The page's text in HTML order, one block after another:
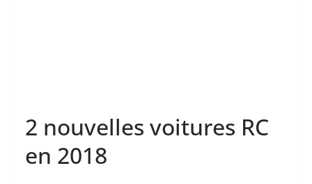
2 nouvelles voitures RC
en 2018